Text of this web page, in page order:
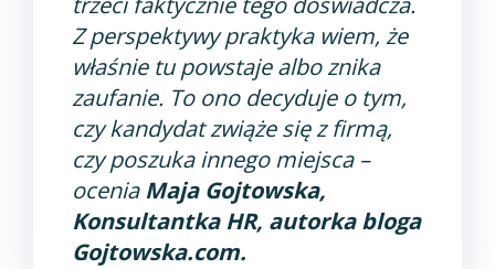
Z perspektywy praktyka wiem, że
właśnie tu powstaje albo znika
zaufanie. To ono decyduje o tym,
czy kandydat zwiąże się z firmą,
czy poszuka innego miejsca–
ocenia Maja Gojtowska,
Konsultantka HR, autorka bloga
Gojtowska.com.